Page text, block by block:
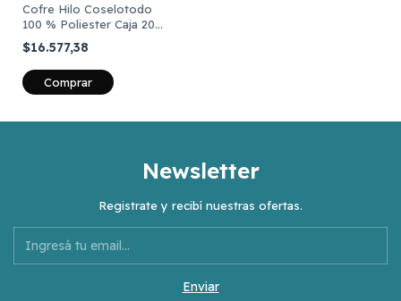
Cofre Hilo Coselotodo
100 % Poliester Caja 20
Bobinas Surtidos
$16.577,38
Comprar
Newsletter
Registrate y recibí nuestras ofertas.